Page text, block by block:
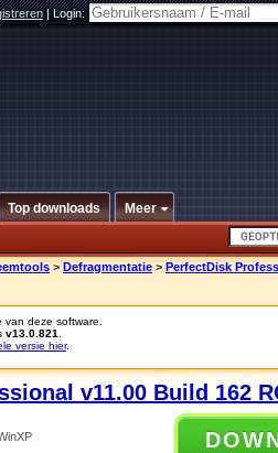
|Login:
Top downloads Meer
> Defragmentatie > PerfectDisk
deze software.
v13.0.821
versie hier.
v11.00 Build 162